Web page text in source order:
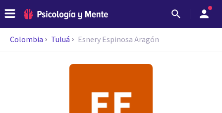
Colombia Tuluá Esnery Espinosa Aragón